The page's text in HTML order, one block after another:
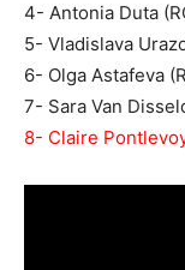
4- Antonia Duta
5- Vladislava
6- Olga Astafeva
7- Sara Van
8- Claire